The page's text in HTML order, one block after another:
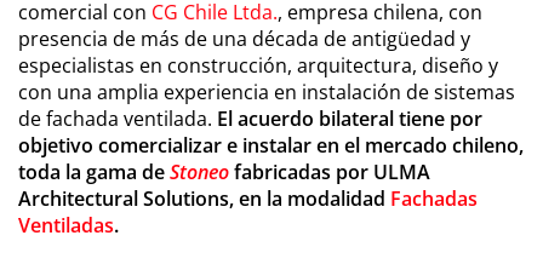
comercial con CG Chile Ltda., empresa chilena, con
presencia de más de una década de antigüedad y
especialistas en construcción, arquitectura, diseño y
con una amplia experiencia en instalación de sistemas
de fachada ventilada. El acuerdo bilateral tiene por
objetivo comercializar e instalar en el mercado chileno,
toda la gama deStoneofabricadas por ULMA
Architectural Solutions, en la modalidad Fachadas
Ventiladas.